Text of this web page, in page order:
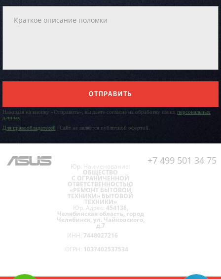
ОТПРАВИТЬ
Нажимая на кнопку «Отправить», вы даете согласие на обработку своих персональных
данных
Для правообладателей | Сайт не является публичной офертой.
+7 499 501 34 75
Юр. Наименование:
ОБЩЕСТВО
С ОГРАНИЧЕННОЙ
ОТВЕТСТВЕННОСТЬЮ
«РЕМОНТ БЫТОВОЙ
ТЕХНИКИ» БЫТОВОЙ
ТЕХНИКИ»
Юр. Адрес: 454138,
Челябинская область, город
Челябинск, ул. Чайковского,
д.7
ИНН: 7448027216
ОГРН: 1037402537534